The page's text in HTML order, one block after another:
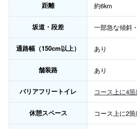
距離 約6km
坂道・段差 一部急な傾斜
通路幅（150cm以上） あり
舗装路 あり
バリアフリートイレ コース上に4箇
休憩スペース コース上に2箇